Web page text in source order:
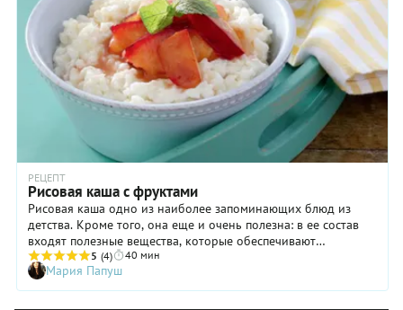
РЕЦЕПТ
Рисовая каша с фруктами
Рисовая каша одно из наиболее запоминающих блюд из
детства. Кроме того, она еще и очень полезна: в ее состав
входят полезные вещества, которые обеспечивают
нормальную работу человеческого организма. А в
дополнении с фруктами, она отвечает всем требованим
идеального завтрака.
5 (4) 40 мин
Мария Папуш